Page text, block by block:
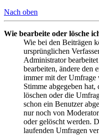
Nach oben
Wie bearbeite oder lösche
Wie bei den Beiträgen
ursprünglichen
Administrator
bearbeiten, ändere den
immer mit der Umfrage
Stimme abgegeben
löschen oder die
schon ein Benutzer
nur noch von
oder gelöscht werden.
laufenden Umfragen